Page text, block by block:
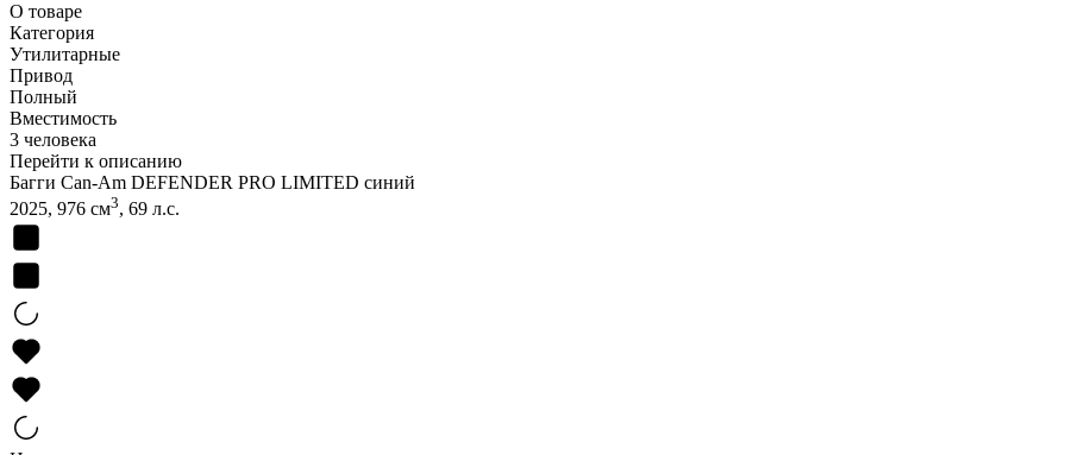
О товаре
Категория
Утилитарные
Привод
Полный
Вместимость
3 человека
Перейти к описанию
Багги Can-Am DEFENDER PRO LIMITED синий
2025, 976 см3, 69 л.с.